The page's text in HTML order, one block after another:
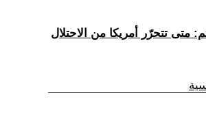
متى تتحرّر أمريكا من الاحتلال